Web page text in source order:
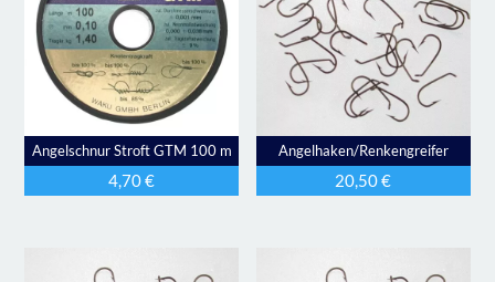
Angelschnur Stroft GTM 100 m
4,70€
Angelhaken/Renkengreifer
20,50€